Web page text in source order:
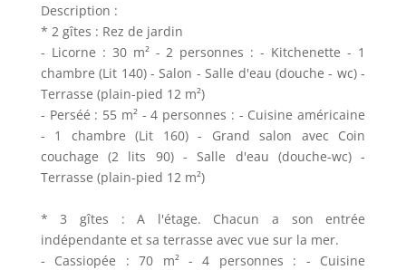
Description :
* 2 gîtes : Rez de jardin
- Licorne : 30 m² - 2 personnes : - Kitchenette - 1
chambre (Lit 140) - Salon - Salle d'eau (douche - wc) -
Terrasse (plain-pied 12 m²)
- Perséé : 55 m² - 4 personnes : - Cuisine américaine
- 1 chambre (Lit 160) - Grand salon avec Coin
couchage (2 lits 90) - Salle d'eau (douche-wc) -
Terrasse (plain-pied 12 m²)
* 3 gîtes : A l'étage. Chacun a son entrée
indépendante et sa terrasse avec vue sur la mer.
- Cassiopée : 70 m² - 4 personnes : - Cuisine